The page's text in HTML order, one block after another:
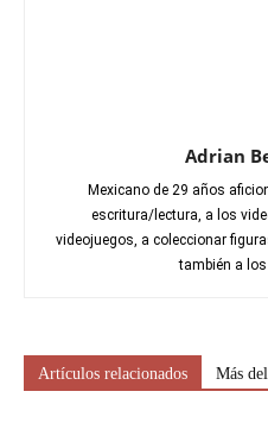
Adrian
Mexicano de 29 años
escritura/lectura, a los
videojuegos, a coleccionar
también a
Artículos relacionados Más